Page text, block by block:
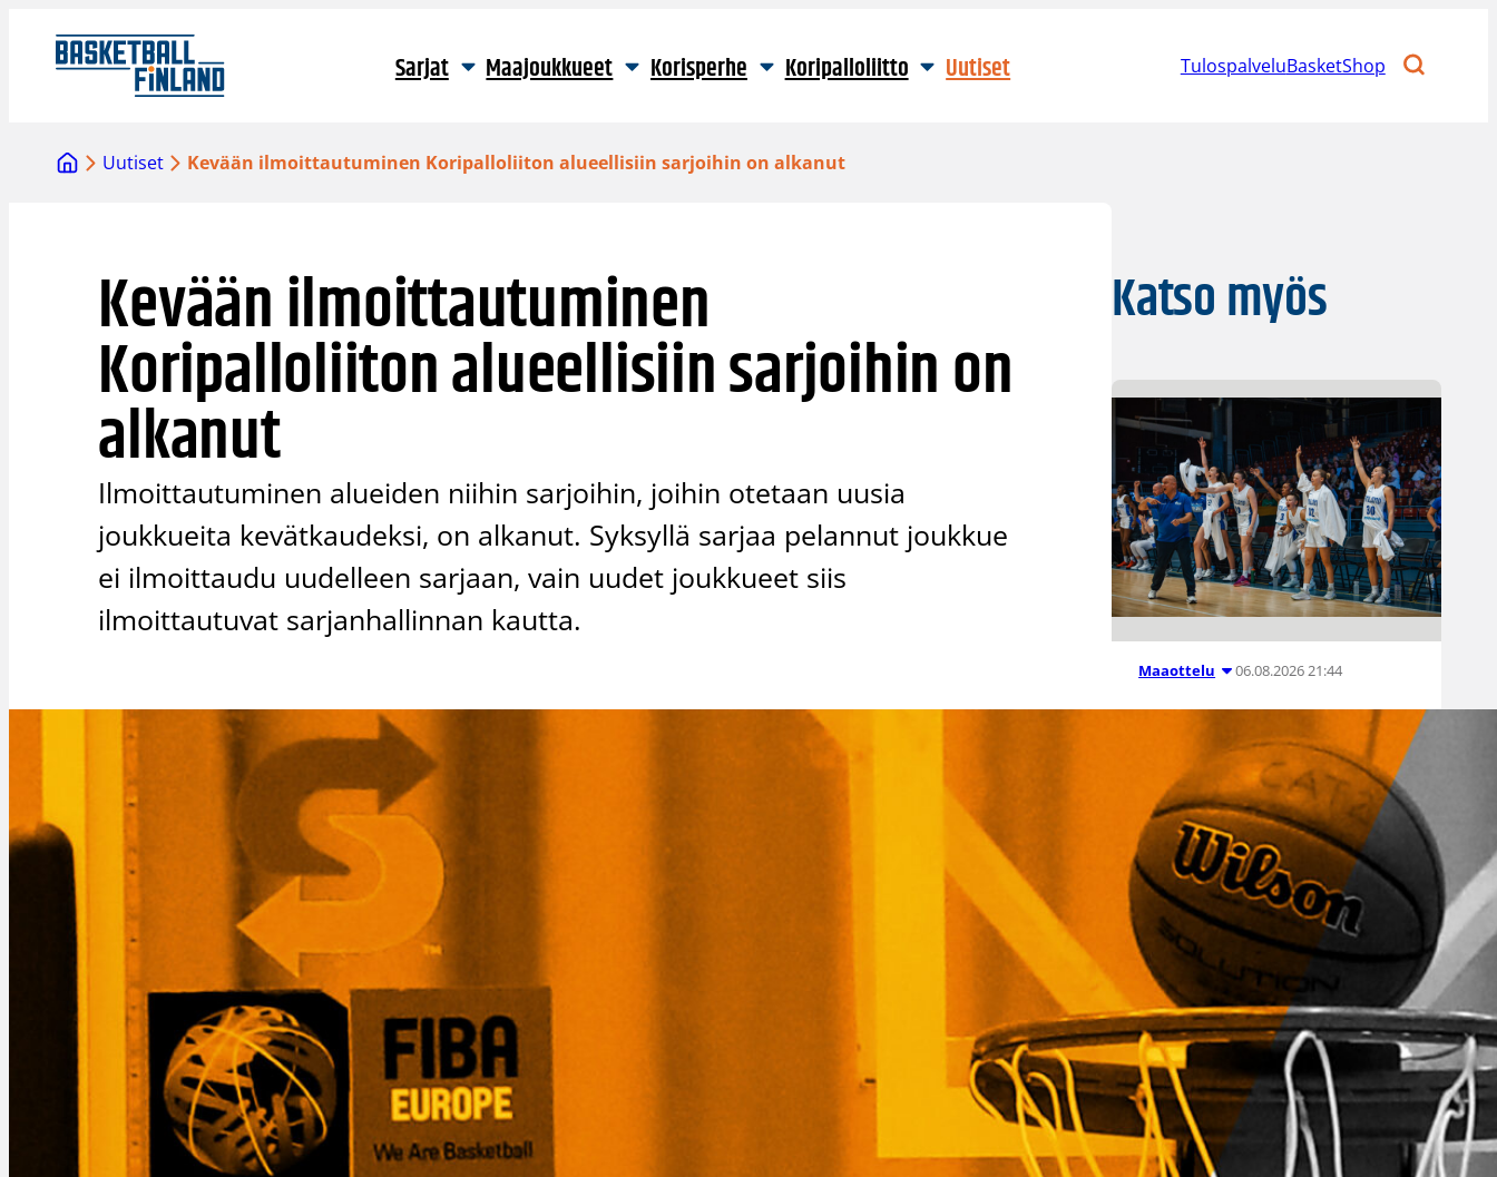
sisältöön
Sarjat Maajoukkueet Korisperhe Koripalloliitto Uutiset TulospalveluBasketShop
Uutiset Kevään ilmoittautuminen Koripalloliiton alueellisiin sarjoihin on alkanut
Kevään ilmoittautuminen
Koripalloliiton alueellisiin sarjoihin on
alkanut
Ilmoittautuminen alueiden niihin sarjoihin, joihin otetaan uusia
joukkueita kevätkaudeksi, on alkanut. Syksyllä sarjaa pelannut joukkue
ei ilmoittaudu uudelleen sarjaan, vain uudet joukkueet siis
ilmoittautuvat sarjanhallinnan kautta.
Katso myös
Maaottelu 06.08.2026 21:44
Susiladiesin
puolustus
rautaa
Tukholmassa
–
harvinaislaatu
inen voitto
Liettuasta